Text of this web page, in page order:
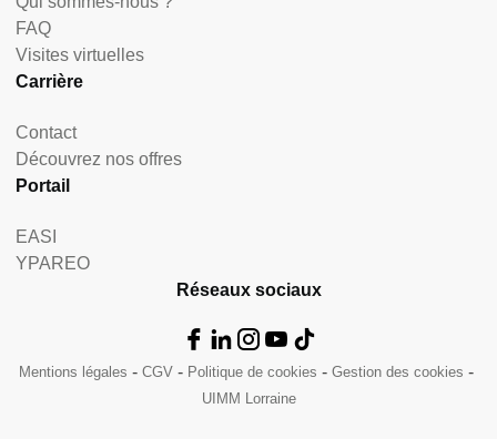
FAQ
Visites virtuelles
Carrière
Contact
Découvrez nos offres
Portail
EASI
YPAREO
Réseaux sociaux
Mentions légales CGV Politique de cookies
Gestion des cookies
UIMM Lorraine